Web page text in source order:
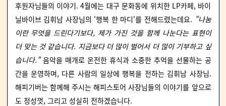
후원자님들의 이야기. 4월에는 대구 문화동에 위치한 LP카페, 바이
닐바이브 김휘남 사장님의 '행복 한 마디'를 전해드렸는데요. "나눔
이란 무엇을 드린다기보다, 제가 가진 것을 함께 나눈다는 표현이
더 맞는 것 같습니다. 지금보다 더 많이 벌어서 더 많이 기부하고 싶
습니다."음악을 매개로 온전한 휴식과 소중한 추억을 선물하는 공
간을 운영하며, 다른 사람의 일상에 행복을 전하는 김휘남 사장님.
해피기버는 함께해 주시는 해피스토어 사장님들의 이야기를 앞으로
도 정성껏, 그리고 성실히 전하겠습니다.